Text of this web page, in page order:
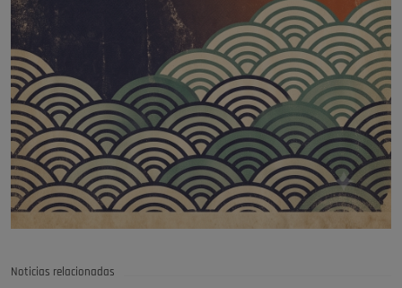
Noticias relacionadas